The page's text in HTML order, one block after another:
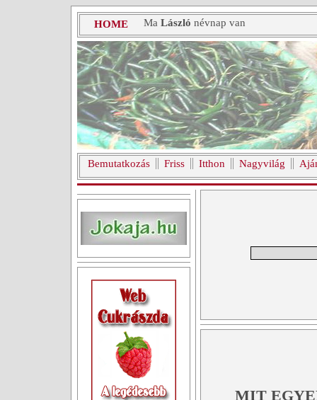
HOME Ma László névnap van
Bemutatkozás Friss Itthon Nagyvilág
MIT